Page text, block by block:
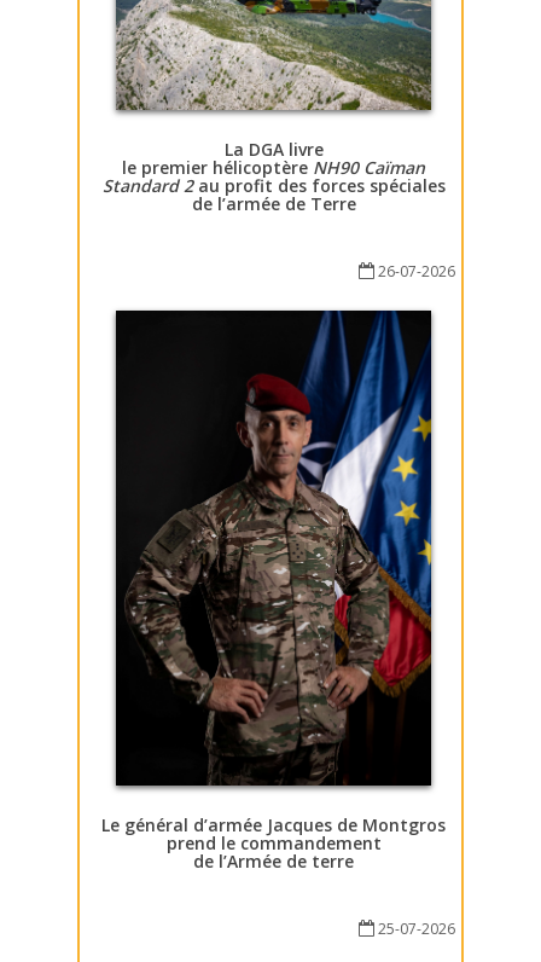
La DGA livre
le premier hélicoptère NH90 Caïman
Standard 2au profit des forces spéciales
de l’armée de Terre
26-07-2026
Le général d’armée Jacques de Montgros
prend le commandement
de l’Armée de terre
25-07-2026